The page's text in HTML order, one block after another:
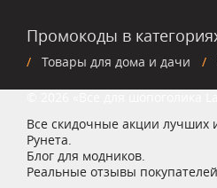
Промокоды в
Товары для дома и дачи
Все скидочные акции лучших
Рунета.
Блог для модников.
Реальные отзывы